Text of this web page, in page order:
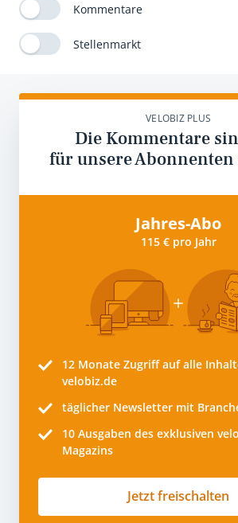
Kommentare
Stellenmarkt
VELOBIZ PLUS
Die Kommentare
für unsere
Jahres-Abo
115 € pro Jahr
12 Monate Zugriff auf alle
velobiz.de
täglicher Newsletter mit
10 Ausgaben des exklusiven
Magazins
Jetzt freischalten